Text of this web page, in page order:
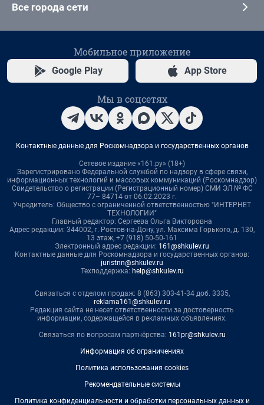
Все города сети
Мобильное приложение
Google Play App Store
Мы в соцсетях
Контактные данные для Роскомнадзора и государственных органов
Сетевое издание «161.ру» (18+)
Зарегистрировано Федеральной службой по надзору в сфере связи,
информационных технологий и массовых коммуникаций (Роскомнадзор)
Свидетельство о регистрации (Регистрационный номер) СМИ ЭЛ № ФС
77– 84714 от 06.02.2023 г.
Учредитель: Общество с ограниченной ответственностью "ИНТЕРНЕТ
ТЕХНОЛОГИИ"
Главный редактор: Сергеева Ольга Викторовна
Адрес редакции: 344002, г. Ростов-на-Дону, ул. Максима Горького, д. 130,
13 этаж, +7 (918) 50-50-161
Электронный адрес редакции: 161@shkulev.ru
Контактные данные для Роскомнадзора и государственных органов:
juristnn@shkulev.ru
Техподдержка: help@shkulev.ru
Связаться с отделом продаж: 8 (863) 303-41-34 доб. 3335,
reklama161@shkulev.ru
Редакция сайта не несет ответственности за достоверность
информации, содержащейся в рекламных объявлениях.
Связаться по вопросам партнёрства: 161pr@shkulev.ru
Информация об ограничениях
Политика использования cookies
Рекомендательные системы
Политика конфиденциальности и обработки персональных данных и